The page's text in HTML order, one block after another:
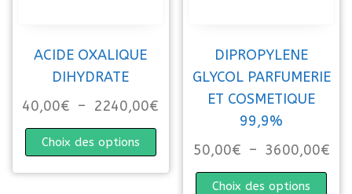
ACIDE OXALIQUE
DIHYDRATE
40,00€ – 2240,00€ Plage de prix : 40,00€ à
Choix des options
Ce produit a plusieurs variations.
DIPROPYLENE
GLYCOL PARFUMERIE
ET COSMETIQUE
99,9%
50,00€ – 3600,00€
Choix des options
Ce